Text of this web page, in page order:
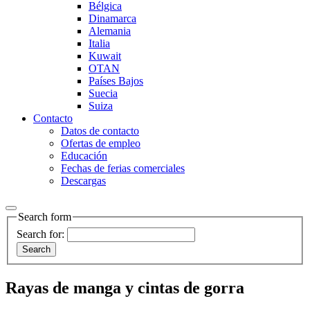
Bélgica
Dinamarca
Alemania
Italia
Kuwait
OTAN
Países Bajos
Suecia
Suiza
Contacto
Datos de contacto
Ofertas de empleo
Educación
Fechas de ferias comerciales
Descargas
Search form
Search for:
Rayas de manga y cintas de gorra